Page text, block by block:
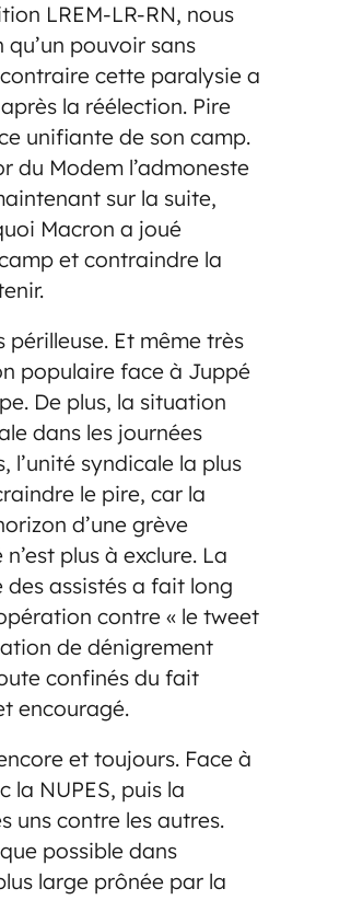
LREM-LR-RN, nous
pouvoir sans
cette paralysie a
la réélection. Pire
unifiante de son camp.
du Modem l’admoneste
sur la suite,
Macron a joué
et contraindre la
Et même très
populaire face à Juppé
De plus, la situation
dans les journées
l’unité syndicale la plus
le pire, car la
d’une grève
plus à exclure. La
assistés a fait long
contre « le tweet
de dénigrement
confinés du fait
encouragé.
et toujours. Face à
la NUPES, puis la
uns contre les autres.
possible dans
large prônée par la